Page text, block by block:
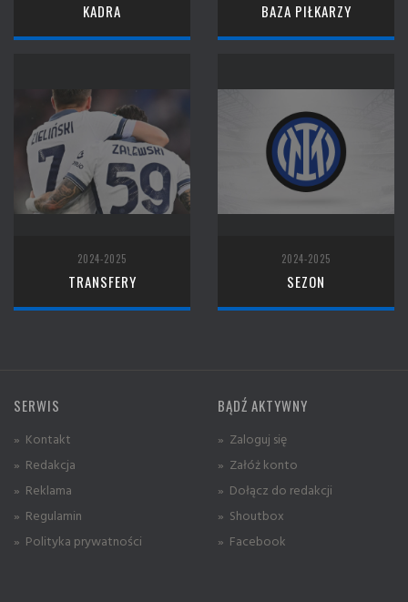
KADRA BAZA PIŁKARZY
2024-2025
TRANSFERY
2024-2025
SEZON
SERWIS
» Kontakt
» Redakcja
» Reklama
» Regulamin
» Polityka prywatności
BĄDŹ AKTYWNY
» Zaloguj się
» Załóż konto
» Dołącz do redakcji
» Shoutbox
» Facebook